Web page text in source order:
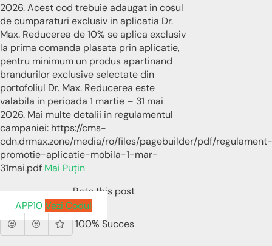
2026. Acest cod trebuie adaugat in cosul
de cumparaturi exclusiv in aplicatia Dr.
Max. Reducerea de 10% se aplica exclusiv
la prima comanda plasata prin aplicatie,
pentru minimum un produs apartinand
brandurilor exclusive selectate din
portofoliul Dr. Max. Reducerea este
valabila in perioada 1 martie – 31 mai
2026. Mai multe detalii in regulamentul
campaniei: https://cms-
cdn.drmax.zone/media/ro/files/pagebuilder/pdf/regulament-
promotie-aplicatie-mobila-1-mar-
31mai.pdf Mai Puțin
Rate this post
APP10Vezi Codul
100% Succes